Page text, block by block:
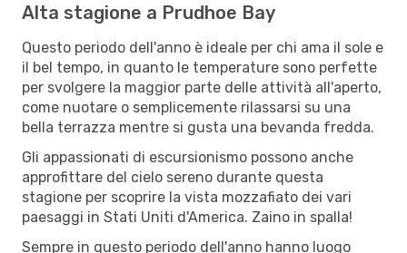
Alta stagione a Prudhoe Bay
Questo periodo dell'anno è ideale per chi ama il sole e
il bel tempo, in quanto le temperature sono perfette
per svolgere la maggior parte delle attività all'aperto,
come nuotare o semplicemente rilassarsi su una
bella terrazza mentre si gusta una bevanda fredda.
Gli appassionati di escursionismo possono anche
approfittare del cielo sereno durante questa
stagione per scoprire la vista mozzafiato dei vari
paesaggi in Stati Uniti d'America. Zaino in spalla!
Sempre in questo periodo dell'anno hanno luogo